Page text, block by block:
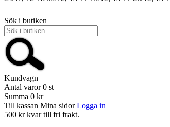
Sök i butiken
Kundvagn
Antal varor 0 st
Summa 0 kr
Till kassan Mina sidor Logga in
500 kr kvar till fri frakt.